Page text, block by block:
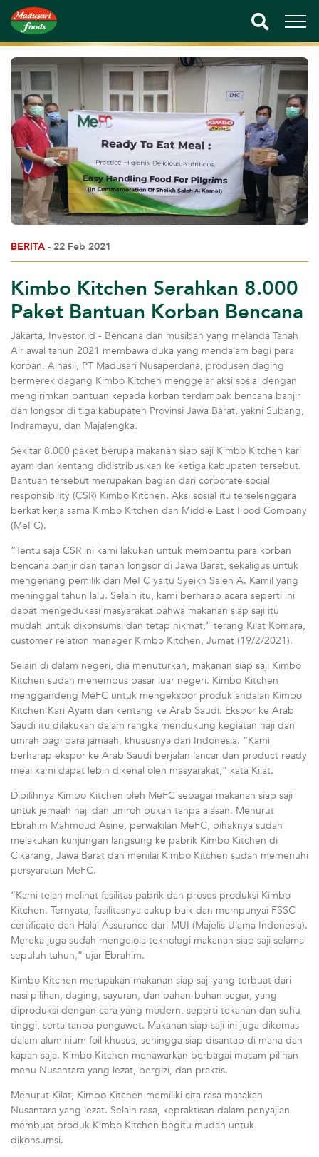
BERITA - 22 Feb 2021
Kimbo Kitchen Serahkan 8.000
Paket Bantuan Korban Bencana
Jakarta, Investor.id - Bencana dan musibah yang melanda Tanah
Air awal tahun 2021 membawa duka yang mendalam bagi para
korban. Alhasil, PT Madusari Nusaperdana, produsen daging
bermerek dagang Kimbo Kitchen menggelar aksi sosial dengan
mengirimkan bantuan kepada korban terdampak bencana banjir
dan longsor di tiga kabupaten Provinsi Jawa Barat, yakni Subang,
Indramayu, dan Majalengka.
Sekitar 8.000 paket berupa makanan siap saji Kimbo Kitchen kari
ayam dan kentang didistribusikan ke ketiga kabupaten tersebut.
Bantuan tersebut merupakan bagian dari corporate social
responsibility (CSR) Kimbo Kitchen. Aksi sosial itu terselenggara
berkat kerja sama Kimbo Kitchen dan Middle East Food Company
(MeFC).
“Tentu saja CSR ini kami lakukan untuk membantu para korban
bencana banjir dan tanah longsor di Jawa Barat, sekaligus untuk
mengenang pemilik dari MeFC yaitu Syeikh Saleh A. Kamil yang
meninggal tahun lalu. Selain itu, kami berharap acara seperti ini
dapat mengedukasi masyarakat bahwa makanan siap saji itu
mudah untuk dikonsumsi dan tetap nikmat,” terang Kilat Komara,
customer relation manager Kimbo Kitchen, Jumat (19/2/2021).
Selain di dalam negeri, dia menuturkan, makanan siap saji Kimbo
Kitchen sudah menembus pasar luar negeri. Kimbo Kitchen
menggandeng MeFC untuk mengekspor produk andalan Kimbo
Kitchen Kari Ayam dan kentang ke Arab Saudi. Ekspor ke Arab
Saudi itu dilakukan dalam rangka mendukung kegiatan haji dan
umrah bagi para jamaah, khususnya dari Indonesia. “Kami
berharap ekspor ke Arab Saudi berjalan lancar dan product ready
meal kami dapat lebih dikenal oleh masyarakat,” kata Kilat.
Dipilihnya Kimbo Kitchen oleh MeFC sebagai makanan siap saji
untuk jemaah haji dan umroh bukan tanpa alasan. Menurut
Ebrahim Mahmoud Asine, perwakilan MeFC, pihaknya sudah
melakukan kunjungan langsung ke pabrik Kimbo Kitchen di
Cikarang, Jawa Barat dan menilai Kimbo Kitchen sudah memenuhi
persyaratan MeFC.
“Kami telah melihat fasilitas pabrik dan proses produksi Kimbo
Kitchen. Ternyata, fasilitasnya cukup baik dan mempunyai FSSC
certificate dan Halal Assurance dari MUI (Majelis Ulama Indonesia).
Mereka juga sudah mengelola teknologi makanan siap saji selama
sepuluh tahun,” ujar Ebrahim.
Kimbo Kitchen merupakan makanan siap saji yang terbuat dari
nasi pilihan, daging, sayuran, dan bahan-bahan segar, yang
diproduksi dengan cara yang modern, seperti tekanan dan suhu
tinggi, serta tanpa pengawet. Makanan siap saji ini juga dikemas
dalam aluminium foil khusus, sehingga siap disantap di mana dan
kapan saja. Kimbo Kitchen menawarkan berbagai macam pilihan
menu Nusantara yang lezat, bergizi, dan praktis.
Menurut Kilat, Kimbo Kitchen memiliki cita rasa masakan
Nusantara yang lezat. Selain rasa, kepraktisan dalam penyajian
membuat produk Kimbo Kitchen begitu mudah untuk
dikonsumsi.